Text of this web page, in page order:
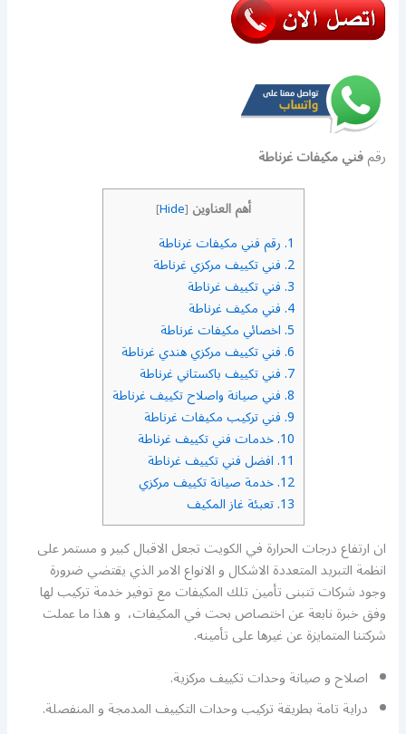
رقمفني مكيفات غرناطة
أهم العناوين [
Hide
]
1. رقم فني مكيفات غرناطة
2. فني تكييف مركزي غرناطة
3. فني تكييف غرناطة
4. فني مكيف غرناطة
5. اخصائي مكيفات غرناطة
6. فني تكييف مركزي هندي غرناطة
7. فني تكييف باكستاني غرناطة
8. فني صيانة واصلاح تكييف غرناطة
9. فني تركيب مكيفات غرناطة
10. خدمات فني تكييف غرناطة
11. افضل فني تكييف غرناطة
12. خدمة صيانة تكييف مركزي
13. تعبئة غاز المكيف
ان ارتفاع درجات الحرارة في الكويت تجعل الاقبال كبير و مستمر على
انظمة التبريد المتعددة الاشكال و الانواع الامر الذي يقتضي ضرورة
وجود شركات تتبنى تأمين تلك المكيفات مع توفير خدمة تركيب لها
وفق خبرة نابعة عن اختصاص بحت في المكيفات، و هذا ما عملت
شركتنا المتمايزة عن غيرها على تأمينه.
اصلاح و صيانة وحدات تكييف مركزية.
دراية تامة بطريقة تركيب وحدات التكييف المدمجة و المنفصلة.